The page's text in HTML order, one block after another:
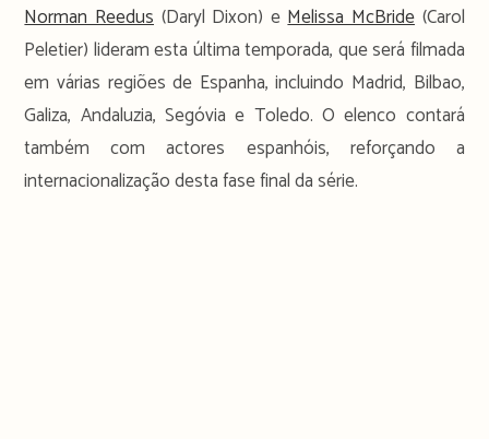
Norman Reedus (Daryl Dixon) eMelissa McBride (Carol
Peletier) lideram esta última temporada, que será filmada
em várias regiões de Espanha, incluindo Madrid, Bilbao,
Galiza, Andaluzia, Segóvia e Toledo. O elenco contará
também com actores espanhóis, reforçando a
internacionalização desta fase final da série.